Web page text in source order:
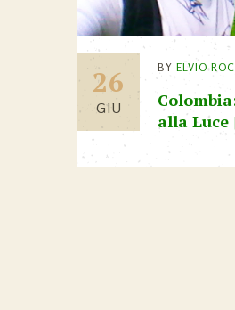
26
GIU
BY ELVIO
alla Luce